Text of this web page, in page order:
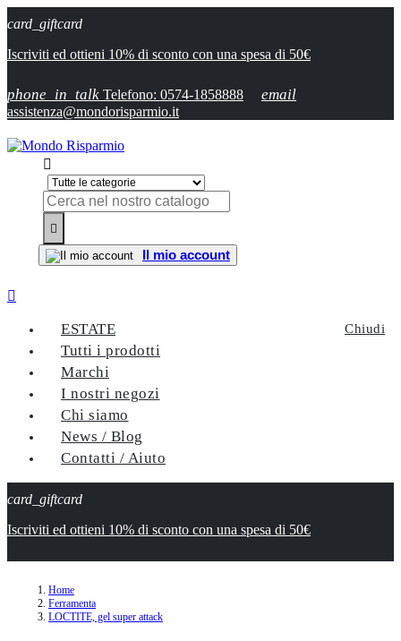
card_giftcard
Iscriviti ed ottieni 10% di sconto con una spesa di 50€
phone_in_talk Telefono: 0574-1858888 email
assistenza@mondorisparmio.it


Il mio account

Chiudi
ESTATE
Tutti i prodotti
Marchi
I nostri negozi
Chi siamo
News / Blog
Contatti / Aiuto
card_giftcard
Iscriviti ed ottieni 10% di sconto con una spesa di 50€
Home
Ferramenta
LOCTITE, gel super attack